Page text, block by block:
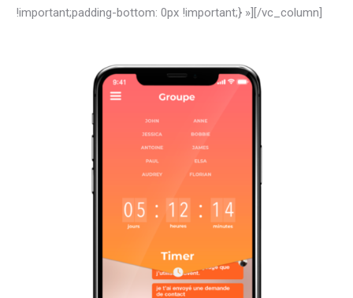
!important;padding-bottom: 0px !important;} »] [/vc_column]